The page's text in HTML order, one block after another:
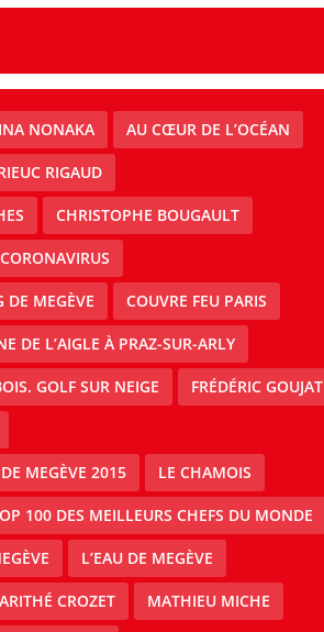
NONAKA AU CŒUR DE L’OCÉAN
RIGAUD
CHRISTOPHE BOUGAULT
CORONAVIRUS
DE MEGÈVE COUVRE FEU PARIS
DE L’AIGLE À PRAZ-SUR-ARLY
GOLF SUR NEIGE FRÉDÉRIC GOUJAT
MEGÈVE 2015 LE CHAMOIS
100 DES MEILLEURS CHEFS DU MONDE
L’EAU DE MEGÈVE
CROZET MATHIEU MICHE